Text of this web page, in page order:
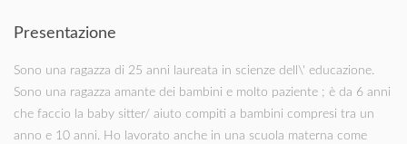
Presentazione
Sono una ragazza di 25 anni laureata in scienze dell\' educazione.
Sono una ragazza amante dei bambini e molto paziente ; è da 6 anni
che faccio la baby sitter/ aiuto compiti a bambini compresi tra un
anno e 10 anni. Ho lavorato anche in una scuola materna come